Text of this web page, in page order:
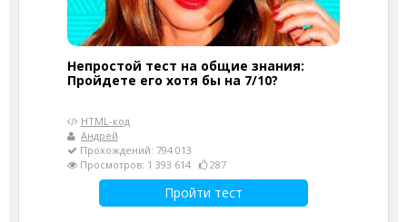
Непростой тест на общие знания:
Пройдете его хотя бы на 7/10?
HTML-код
Андрей
Прохождений: 794 013
Просмотров: 1 393 614
287
Пройти тест